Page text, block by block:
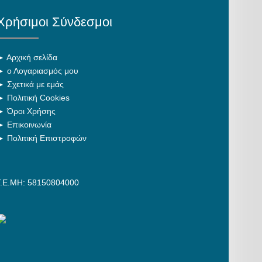
Σύνδεσμοι
Αρχική σελίδα
ο Λογαριασμός μου
Σχετικά με εμάς
Πολιτική Cookies
Όροι Χρήσης
Επικοινωνία
Πολιτική Επιστροφών
58150804000